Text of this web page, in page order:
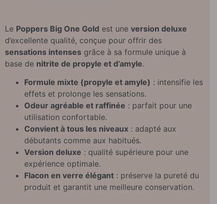
Le Poppers Big One Gold est une version deluxe
d’excellente qualité, conçue pour offrir des
sensations intenses grâce à sa formule unique à
base de nitrite de propyle et d’amyle.
Formule mixte (propyle et amyle) : intensifie les
effets et prolonge les sensations.
Odeur agréable et raffinée : parfait pour une
utilisation confortable.
Convient à tous les niveaux : adapté aux
débutants comme aux habitués.
Version deluxe : qualité supérieure pour une
expérience optimale.
Flacon en verre élégant : préserve la pureté du
produit et garantit une meilleure conservation.